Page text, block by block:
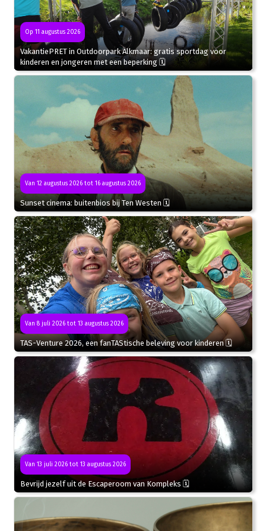
Op 11 augustus 2026
VakantiePRET in Outdoorpark Alkmaar: gratis sportdag voor
kinderen en jongeren met een beperking 🗓
Van 12 augustus 2026 tot 16 augustus 2026
Sunset cinema: buitenbios bij Ten Westen 🗓
Van 8 juli 2026 tot 13 augustus 2026
TAS-Venture 2026, een fanTAStische beleving voor kinderen 🗓
Van 13 juli 2026 tot 13 augustus 2026
Bevrijd jezelf uit de Escaperoom van Kompleks 🗓